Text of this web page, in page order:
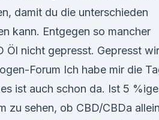
damit du die unterschieden
kann. Entgegen so mancher
Öl nicht gepresst. Gepresst
Forum Ich habe mir die
ist auch schon da. Ist 5
zu sehen, ob CBD/CBDa allein